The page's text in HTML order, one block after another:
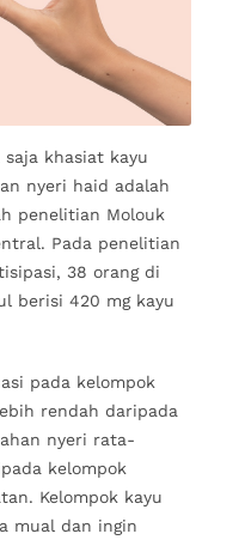
khasiat kayu
nyeri haid adalah
penelitian Molouk
Pada penelitian
38 orang di
berisi 420 mg kayu
pada kelompok
rendah daripada
nyeri rata-
kelompok
Kelompok kayu
mual dan ingin